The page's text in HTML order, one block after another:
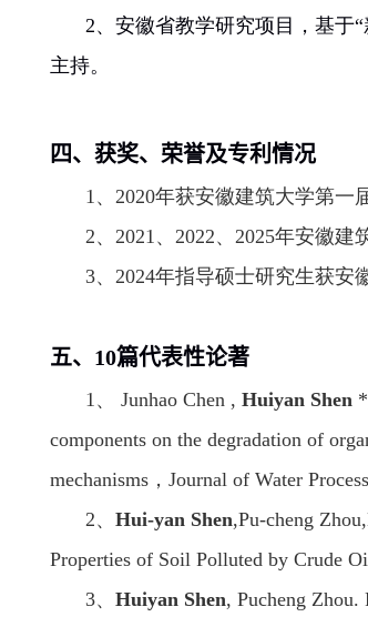
2、安徽省教学研究项目，基于
主持。
四、获奖、荣誉及专利情况
1、 2020年获安徽建筑大学第一
2、 2021、 2022、 2025年安徽建
3、 2024年指导硕士研究生获安
五、 10篇代表性论著
1、 Junhao Chen , Huiyan Shen
components on the degradation of
mechanisms ， Journal of Water
2、 Hui-yan Shen,Pu-cheng
Properties of Soil Polluted by Crude
3、 Huiyan Shen, Pucheng Zhou.